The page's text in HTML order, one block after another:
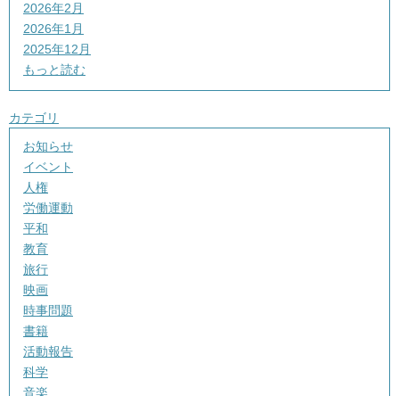
2026年2月
2026年1月
2025年12月
もっと読む
カテゴリ
お知らせ
イベント
人権
労働運動
平和
教育
旅行
映画
時事問題
書籍
活動報告
科学
音楽